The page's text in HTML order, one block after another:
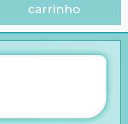
carrinho